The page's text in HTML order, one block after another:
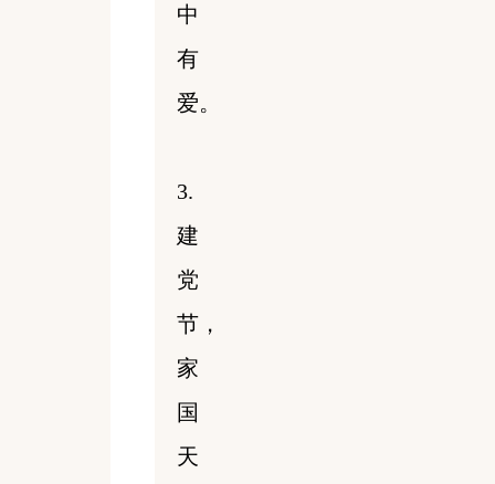
中
有
爱。
3.
建
党
节，
家
国
天